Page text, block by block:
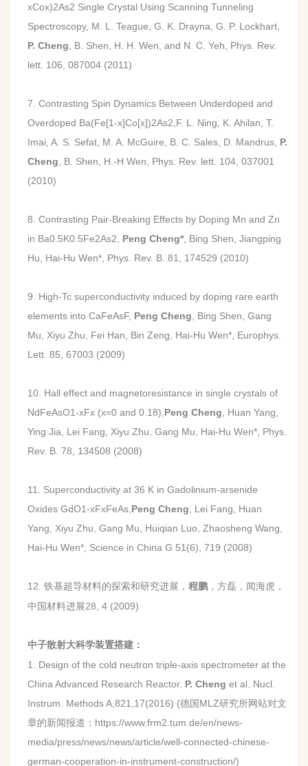
xCox)2As2 Single Crystal Using Scanning Tunneling
Spectroscopy, M. L. Teague, G. K. Drayna, G. P. Lockhart,
P. Cheng , B. Shen, H. H. Wen, and N. C. Yeh, Phys. Rev.
lett. 106, 087004 (2011)
7. Contrasting Spin Dynamics Between Underdoped and
Overdoped Ba(Fe[1-x]Co[x])2As2,F. L. Ning, K. Ahilan, T.
Imai, A. S. Sefat, M. A. McGuire, B. C. Sales, D. Mandrus, P.
Cheng , B. Shen, H.-H Wen, Phys. Rev. lett. 104, 037001
(2010)
8. Contrasting Pair-Breaking Effects by Doping Mn and Zn
in Ba0.5K0.5Fe2As2, Peng Cheng* , Bing Shen, Jiangping
Hu, Hai-Hu Wen*, Phys. Rev. B. 81, 174529 (2010)
9. High-Tc superconductivity induced by doping rare earth
elements into CaFeAsF, Peng Cheng , Bing Shen, Gang
Mu, Xiyu Zhu, Fei Han, Bin Zeng, Hai-Hu Wen*, Europhys.
Lett. 85, 67003 (2009)
10. Hall effect and magnetoresistance in single crystals of
NdFeAsO1-xFx (x=0 and 0.18), Peng Cheng , Huan Yang,
Ying Jia, Lei Fang, Xiyu Zhu, Gang Mu, Hai-Hu Wen*, Phys.
Rev. B. 78, 134508 (2008)
11. Superconductivity at 36 K in Gadolinium-arsenide
Oxides GdO1-xFxFeAs, Peng Cheng , Lei Fang, Huan
Yang, Xiyu Zhu, Gang Mu, Huiqian Luo, Zhaosheng Wang,
Hai-Hu Wen*, Science in China G 51(6), 719 (2008)
12.铁基超导材料的探索和研究进展，程鹏 ，方磊，闻海虎，
中国材料进展28, 4 (2009)
中子散射大科学装置搭建：
1. Design of the cold neutron triple-axis spectrometer at the
China Advanced Research Reactor. P. Cheng et al. Nucl.
Instrum. Methods A,821,17(2016) (德国MLZ研究所网站对文
章的新闻报道： https://www.frm2.tum.de/en/news-
media/press/news/news/article/well-connected-chinese-
german-cooperation-in-instrument-construction/)